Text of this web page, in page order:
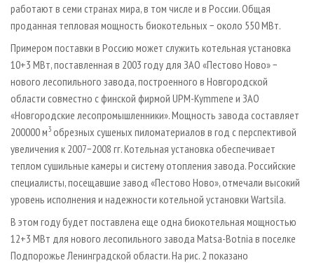
работают в семи странах мира, в том числе и в России. Общая
проданная тепловая мощность биокотельных − около 550 МВт.
Примером поставки в Россию может служить котельная установка
10+3 МВт, поставленная в 2003 году для ЗАО «Пестово Ново» −
нового лесопильного завода, построенного в Новгородской
области совместно с финской фирмой UPM-Kymmene и ЗАО
«Новгородские лесопромышленники». Мощность завода составляет
200000 м3 обрезных сушеных пиломатериалов в год с перспективой
увеличения к 2007−2008 гг. Котельная установка обеспечивает
теплом сушильные камеры и систему отопления завода. Российские
специалисты, посещавшие завод «Пестово Ново», отмечали высокий
уровень исполнения и надежности котельной установки Wartsila.
В этом году будет поставлена еще одна биокотельная мощностью
12+3 МВт для нового лесопильного завода Matsa-Botnia в поселке
Подпорожье Ленинградской области. На рис. 2 показано